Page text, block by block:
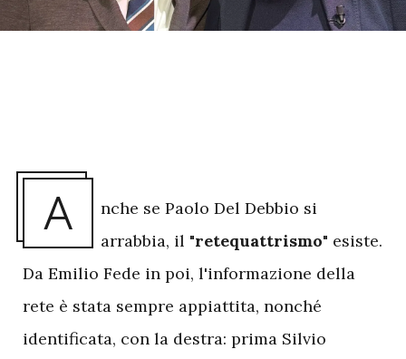
A
nche se Paolo Del Debbio si
arrabbia, il "retequattrismo" esiste.
Da Emilio Fede in poi, l'informazione della
rete è stata sempre appiattita, nonché
identificata, con la destra: prima Silvio